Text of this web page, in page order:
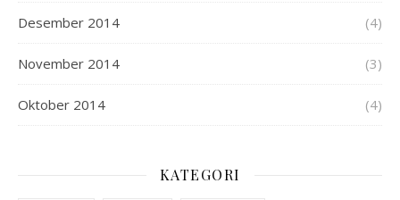
Desember 2014 (4)
November 2014 (3)
Oktober 2014 (4)
KATEGORI